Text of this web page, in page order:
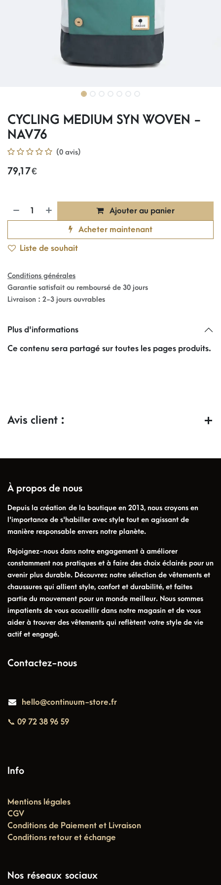
CYCLING MEDIUM SYN WOVEN -
NAV76
(0 avis)
79,17€
Ajouter au panier
Acheter maintenant
Liste de souhait
Conditions générales
Garantie satisfait ou remboursé de 30 jours
Livraison : 2-3 jours ouvrables
Plus d'informations
Ce contenu sera partagé sur toutes les pages produits.
Avis client :
À propos de nous
Depuis la création de la boutique en 2013, nous croyons en
l'importance de s'habiller avec style tout en agissant de
manière responsable envers notre planète.
Rejoignez-nous dans notre engagement à améliorer
constamment nos pratiques et à faire des choix éclairés pour un
avenir plus durable. Découvrez notre sélection de vêtements et
chaussures qui allient style, confort et durabilité, et faites
partie du mouvement pour un monde meilleur. Nous sommes
impatients de vous accueillir dans notre magasin et de vous
aider à trouver des vêtements qui reflètent votre style de vie
actif et engagé.
Contactez-nous
hello@continuum-store.fr
📞 09 72 38 96 59
Info
Mentions légales
CGV
Conditions de Paiement et Livraison
Conditions retour et échange
Nos réseaux sociaux